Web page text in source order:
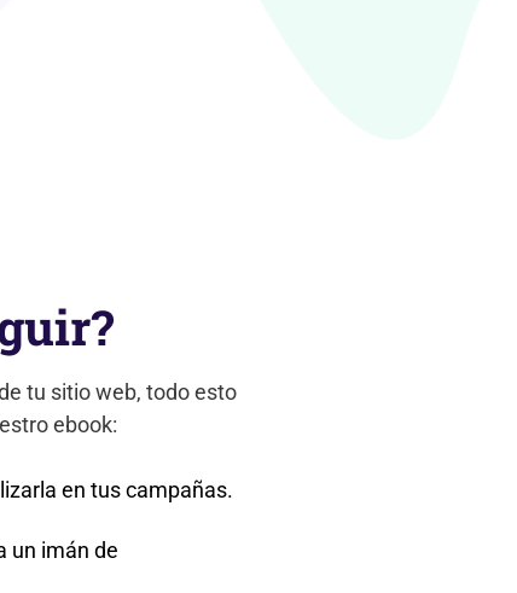
tu sitio web, todo esto
ebook:
en tus campañas.
un imán de